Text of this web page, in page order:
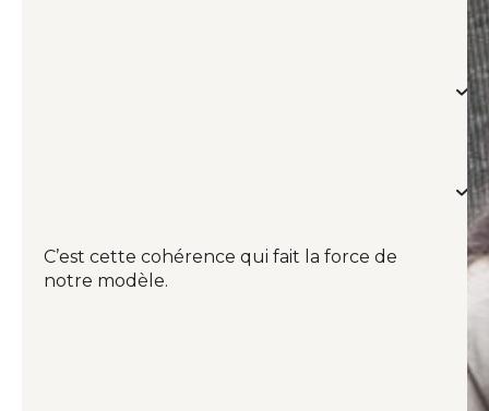
et
C’est cette cohérence qui fait la force de
notre modèle.